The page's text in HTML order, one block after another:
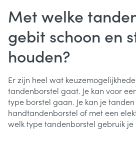
Met welke
gebit schoon en
houden?
Er zijn heel wat
tandenborstel gaat. Je kan voor
type borstel gaan. Je kan je
handtandenborstel of met een
welk type tandenborstel gebruik je